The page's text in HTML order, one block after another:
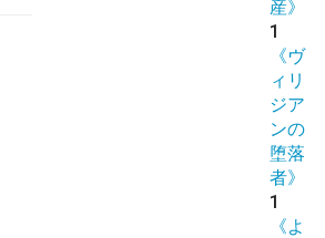
産》
1
《ヴ
ィリ
ジア
ンの
堕落
者》
1
《よ